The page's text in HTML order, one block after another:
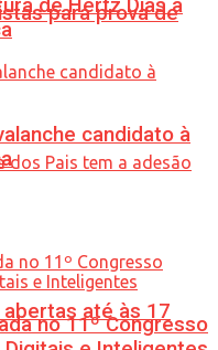
para prova de
até às 17
de Hertz Dias à
candidato à
no 11º Congresso